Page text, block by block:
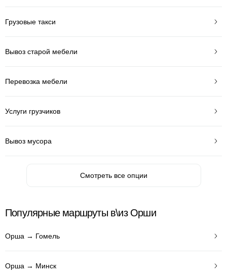
Грузовые такси
Вывоз старой мебели
Перевозка мебели
Услуги грузчиков
Вывоз мусора
Смотреть все опции
Популярные маршруты в\из Орши
Орша → Гомель
Орша → Минск